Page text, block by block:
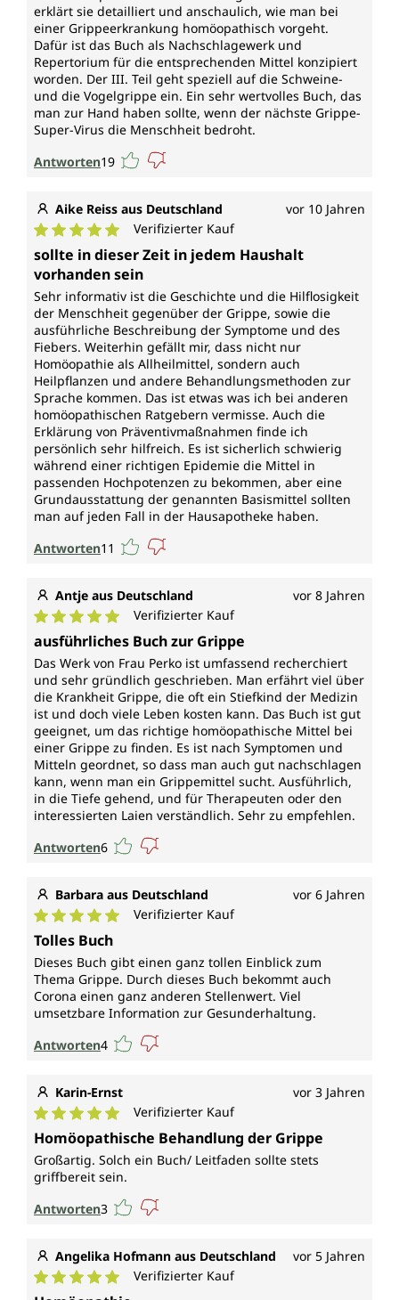
erklärt sie detailliert und anschaulich, wie man bei
einer Grippeerkrankung homöopathisch vorgeht.
Dafür ist das Buch als Nachschlagewerk und
Repertorium für die entsprechenden Mittel konzipiert
worden. Der III. Teil geht speziell auf die Schweine-
und die Vogelgrippe ein. Ein sehr wertvolles Buch, das
man zur Hand haben sollte, wenn der nächste Grippe-
Super-Virus die Menschheit bedroht.
Antworten19
Aike Reiss aus Deutschland vor 10 Jahren
Durchschnittliche Bewertung von 5 von 5 Sternen
Verifizierter Kauf
sollte in dieser Zeit in jedem Haushalt
vorhanden sein
Sehr informativ ist die Geschichte und die Hilflosigkeit
der Menschheit gegenüber der Grippe, sowie die
ausführliche Beschreibung der Symptome und des
Fiebers. Weiterhin gefällt mir, dass nicht nur
Homöopathie als Allheilmittel, sondern auch
Heilpflanzen und andere Behandlungsmethoden zur
Sprache kommen. Das ist etwas was ich bei anderen
homöopathischen Ratgebern vermisse. Auch die
Erklärung von Präventivmaßnahmen finde ich
persönlich sehr hilfreich. Es ist sicherlich schwierig
während einer richtigen Epidemie die Mittel in
passenden Hochpotenzen zu bekommen, aber eine
Grundausstattung der genannten Basismittel sollten
man auf jeden Fall in der Hausapotheke haben.
Antworten11
Antje aus Deutschland vor 8 Jahren
Durchschnittliche Bewertung von 5 von 5 Sternen
Verifizierter Kauf
ausführliches Buch zur Grippe
Das Werk von Frau Perko ist umfassend recherchiert
und sehr gründlich geschrieben. Man erfährt viel über
die Krankheit Grippe, die oft ein Stiefkind der Medizin
ist und doch viele Leben kosten kann. Das Buch ist gut
geeignet, um das richtige homöopathische Mittel bei
einer Grippe zu finden. Es ist nach Symptomen und
Mitteln geordnet, so dass man auch gut nachschlagen
kann, wenn man ein Grippemittel sucht. Ausführlich,
in die Tiefe gehend, und für Therapeuten oder den
interessierten Laien verständlich. Sehr zu empfehlen.
Antworten6
Barbara aus Deutschland vor 6 Jahren
Durchschnittliche Bewertung von 5 von 5 Sternen
Verifizierter Kauf
Tolles Buch
Dieses Buch gibt einen ganz tollen Einblick zum
Thema Grippe. Durch dieses Buch bekommt auch
Corona einen ganz anderen Stellenwert. Viel
umsetzbare Information zur Gesunderhaltung.
Antworten4
Karin-Ernst vor 3 Jahren
Durchschnittliche Bewertung von 5 von 5 Sternen
Verifizierter Kauf
Homöopathische Behandlung der Grippe
Großartig. Solch ein Buch/ Leitfaden sollte stets
griffbereit sein.
Antworten3
Angelika Hofmann aus Deutschland vor 5 Jahren
Durchschnittliche Bewertung von 5 von 5 Sternen
Verifizierter Kauf